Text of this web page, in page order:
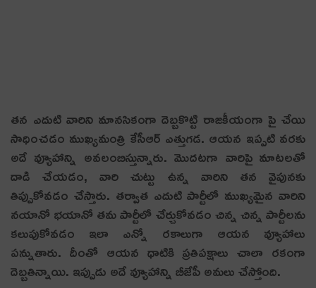
త‌న ఎదుటి వారిని మాన‌సికంగా దెబ్బ‌కొట్టి రాజ‌కీయంగా పై చేయి
సాధించ‌డం ముఖ్య‌మంత్రి కేసీఆర్ ఎత్తుగ‌డ‌. ఆయ‌న ఇప్ప‌టి వ‌ర‌కు
అదే వ్యూహాన్ని అవ‌లంబిస్తున్నారు. మొద‌ట‌గా వారిపై మాట‌ల‌తో
దాడి చేయ‌డం, వారి చుట్టు ఉన్న వారిని త‌న వైపున‌కు
తిప్పుకోవ‌డం చేస్తారు. త‌ర్వాత ఎదుటి పార్టీలో ముఖ్య‌మైన వారిని
న‌యానో భ‌యానో త‌మ పార్టీలో చేర్చుకోవ‌డం చిన్న చిన్న పార్టీల‌ను
క‌లుపుకోవ‌డం ఇలా ఎన్నో ర‌కాలుగా ఆయ‌న వ్యూహాలు
ప‌న్నుతారు. దీంతో ఆయ‌న ధాటికి ప్ర‌తిప‌క్షాలు చాలా ర‌కంగా
దెబ్బ‌తిన్నాయి. ఇప్పుడు అదే వ్యూహాన్ని బీజేపీ అమ‌లు చేస్తోంది.